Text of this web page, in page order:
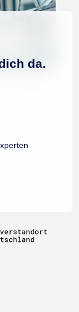
da.